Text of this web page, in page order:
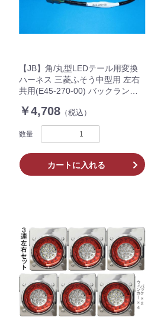
【JB】角/丸型LEDテール用変換
ハーネス 三菱ふそう中型用 左右
共用(E45-270-00) バックランプ
￥4,708 （税込）
数量
カートに入れる